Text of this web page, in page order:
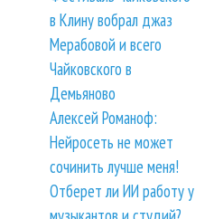
в Клину вобрал джаз
Мерабовой и всего
Чайковского в
Демьяново
Алексей Романоф:
Нейросеть не может
сочинить лучше меня!
Отберет ли ИИ работу у